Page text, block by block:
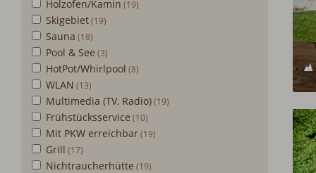
Holzofen/Kamin
Skigebiet
Sauna
Pool & See
HotPot/Whirlpool
WLAN
Multimedia (TV, Radio)
Frühstücksservice
Mit PKW erreichbar
Grill
Nichtraucherhütte